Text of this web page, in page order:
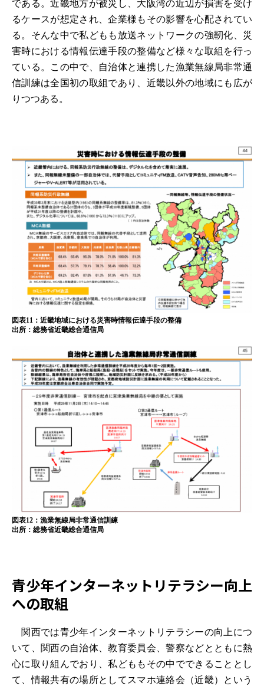
である。近畿地方が被災し、大阪湾の近辺が損害を受け
るケースが想定され、企業様もその影響を心配されてい
る。そんな中で私どもも放送ネットワークの強靭化、災
害時における情報伝達手段の整備など様々な取組を行っ
ている。この中で、自治体と連携した漁業無線局非常通
信訓練は全国初の取組であり、近畿以外の地域にも広が
りつつある。
図表11：近畿地域における災害時情報伝達手段の整備
出所：総務省近畿総合通信局
図表12：漁業無線局非常通信訓練
出所：総務省近畿総合通信局
青少年インターネットリテラシー向上
への取組
関西では青少年インターネットリテラシーの向上につ
いて、関西の自治体、教育委員会、警察などとともに熱
心に取り組んでおり、私どももその中でできることとし
て、情報共有の場所としてスマホ連絡会（近畿）という